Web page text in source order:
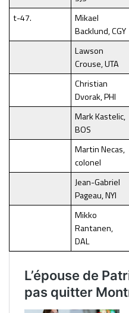
t-47.
Mikael
Backlund, CGY
Lawson
Crouse, UTA
Christian
Dvorak, PHI
Mark Kastelic,
BOS
Martin Necas,
colonel
Jean-Gabriel
Pageau, NYI
Mikko
Rantanen,
DAL